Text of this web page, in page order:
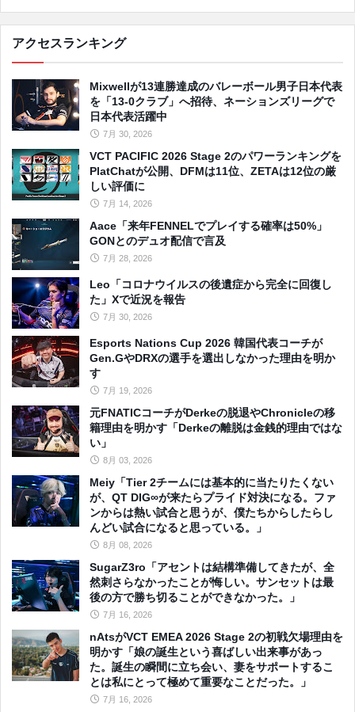
アクセスランキング
Mixwellが13連勝達成のバレーボール男子日本代表
を「13-0クラブ」へ招待、ネーションズリーグで
日本代表活躍中
7月 30, 2026
VCT PACIFIC 2026 Stage 2のパワーランキングを
PlatChatが公開、DFMは11位、ZETAは12位の厳
しい評価に
7月 14, 2026
Aace「来年FENNELでプレイする確率は50%」
GONとのデュオ配信で言及
7月 28, 2026
Leo「コロナウイルスの後遺症から完全に回復し
た」Xで近況を報告
7月 30, 2026
Esports Nations Cup 2026 韓国代表コーチが
Gen.GやDRXの選手を選出しなかった理由を明か
す
7月 19, 2026
元FNATICコーチがDerkeの脱退やChronicleの移
籍理由を明かす「Derkeの離脱は金銭的理由ではな
い」
8月 03, 2026
Meiy「Tier 2チームには基本的に当たりたくない
が、QT DIG∞が来たらプライド対決になる。ファ
ンからは熱い試合と思うが、僕たちからしたらし
んどい試合になると思っている。」
8月 08, 2026
SugarZ3ro「アセントは結構準備してきたが、全
然刺さらなかったことが悔しい。サンセットは最
後の方で勝ち切ることができなかった。」
7月 16, 2026
nAtsがVCT EMEA 2026 Stage 2の初戦欠場理由を
明かす「娘の誕生という喜ばしい出来事があっ
た。誕生の瞬間に立ち会い、妻をサポートするこ
とは私にとって極めて重要なことだった。」
7月 16, 2026